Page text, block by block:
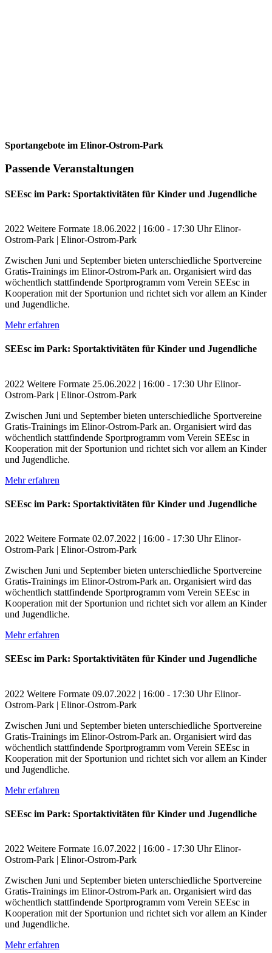
Sportangebote im Elinor-Ostrom-Park
Passende Veranstaltungen
SEEsc im Park: Sportaktivitäten für Kinder und Jugendliche
2022 Weitere Formate 18.06.2022 | 16:00 - 17:30 UhrElinor-
Ostrom-Park | Elinor-Ostrom-Park
Zwischen Juni und September bieten unterschiedliche Sportvereine
Gratis-Trainings im Elinor-Ostrom-Park an. Organisiert wird das
wöchentlich stattfindende Sportprogramm vom Verein SEEsc in
Kooperation mit der Sportunion und richtet sich vor allem an Kinder
und Jugendliche.
Mehr erfahren
SEEsc im Park: Sportaktivitäten für Kinder und Jugendliche
2022 Weitere Formate 25.06.2022 | 16:00 - 17:30 UhrElinor-
Ostrom-Park | Elinor-Ostrom-Park
Zwischen Juni und September bieten unterschiedliche Sportvereine
Gratis-Trainings im Elinor-Ostrom-Park an. Organisiert wird das
wöchentlich stattfindende Sportprogramm vom Verein SEEsc in
Kooperation mit der Sportunion und richtet sich vor allem an Kinder
und Jugendliche.
Mehr erfahren
SEEsc im Park: Sportaktivitäten für Kinder und Jugendliche
2022 Weitere Formate 02.07.2022 | 16:00 - 17:30 UhrElinor-
Ostrom-Park | Elinor-Ostrom-Park
Zwischen Juni und September bieten unterschiedliche Sportvereine
Gratis-Trainings im Elinor-Ostrom-Park an. Organisiert wird das
wöchentlich stattfindende Sportprogramm vom Verein SEEsc in
Kooperation mit der Sportunion und richtet sich vor allem an Kinder
und Jugendliche.
Mehr erfahren
SEEsc im Park: Sportaktivitäten für Kinder und Jugendliche
2022 Weitere Formate 09.07.2022 | 16:00 - 17:30 UhrElinor-
Ostrom-Park | Elinor-Ostrom-Park
Zwischen Juni und September bieten unterschiedliche Sportvereine
Gratis-Trainings im Elinor-Ostrom-Park an. Organisiert wird das
wöchentlich stattfindende Sportprogramm vom Verein SEEsc in
Kooperation mit der Sportunion und richtet sich vor allem an Kinder
und Jugendliche.
Mehr erfahren
SEEsc im Park: Sportaktivitäten für Kinder und Jugendliche
2022 Weitere Formate 16.07.2022 | 16:00 - 17:30 UhrElinor-
Ostrom-Park | Elinor-Ostrom-Park
Zwischen Juni und September bieten unterschiedliche Sportvereine
Gratis-Trainings im Elinor-Ostrom-Park an. Organisiert wird das
wöchentlich stattfindende Sportprogramm vom Verein SEEsc in
Kooperation mit der Sportunion und richtet sich vor allem an Kinder
und Jugendliche.
Mehr erfahren